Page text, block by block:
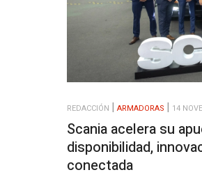
REDACCIÓN ARMADORAS 14
Scania acelera su
disponibilidad,
conectada